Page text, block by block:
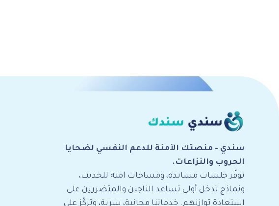
سندي – منصتك الآمنة للدعم النفسي لضحايا
الحروب والنزاعات.
نوفّر جلسات مساندة، ومساحات آمنة للحديث،
ونماذج تدخل أولي تساعد الناجين والمتضررين على
استعادة توازنهم. خدماتنا مجانية، سرية، وتركّز على